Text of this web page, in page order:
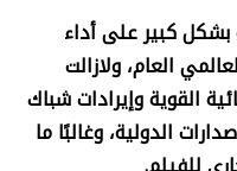
بشكل كبير على أداء
العام، ولازالت
القوية وإيرادات شباك
الدولية، وغالبًا ما